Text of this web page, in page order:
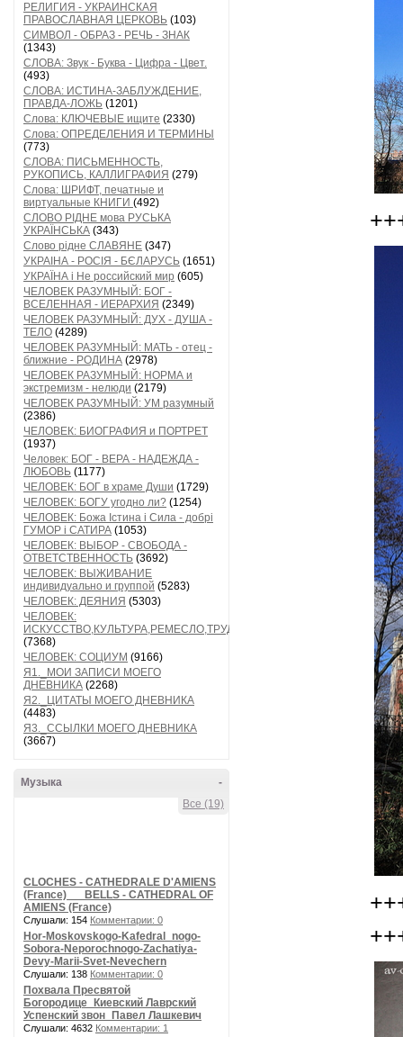
РЕЛИГИЯ - УКРАИНСКАЯ
ПРАВОСЛАВНАЯ ЦЕРКОВЬ (103)
СИМВОЛ - ОБРАЗ - РЕЧЬ - ЗНАК
(1343)
СЛОВА: Звук - Буква - Цифра - Цвет.
(493)
СЛОВА: ИСТИНА-ЗАБЛУЖДЕНИЕ,
ПРАВДА-ЛОЖЬ (1201)
Слова: КЛЮЧЕВЫЕ ищите (2330)
Слова: ОПРЕДЕЛЕНИЯ И ТЕРМИНЫ
(773)
СЛОВА: ПИСЬМЕННОСТЬ,
РУКОПИСЬ, КАЛЛИГРАФИЯ (279)
Слова: ШРИФТ, печатные и
виртуальные КНИГИ (492)
СЛОВО РІДНЕ мова РУСЬКА
УКРАЇНСЬКА (343)
Слово рідне СЛАВЯНЕ (347)
УКРАІНА - РОСІЯ - БЄЛАРУСЬ (1651)
УКРАЇНА і Не российский мир (605)
ЧЕЛОВЕК РАЗУМНЫЙ: БОГ -
ВСЕЛЕННАЯ - ИЕРАРХИЯ (2349)
ЧЕЛОВЕК РАЗУМНЫЙ: ДУХ - ДУША -
ТЕЛО (4289)
ЧЕЛОВЕК РАЗУМНЫЙ: МАТЬ - отец -
ближние - РОДИНА (2978)
ЧЕЛОВЕК РАЗУМНЫЙ: НОРМА и
экстремизм - нелюди (2179)
ЧЕЛОВЕК РАЗУМНЫЙ: УМ разумный
(2386)
ЧЕЛОВЕК: БИОГРАФИЯ и ПОРТРЕТ
(1937)
Человек: БОГ - ВЕРА - НАДЕЖДА -
ЛЮБОВЬ (1177)
ЧЕЛОВЕК: БОГ в храме Души (1729)
ЧЕЛОВЕК: БОГУ угодно ли? (1254)
ЧЕЛОВЕК: Божа Істина і Сила - добрі
ГУМОР і САТИРА (1053)
ЧЕЛОВЕК: ВЫБОР - СВОБОДА -
ОТВЕТСТВЕННОСТЬ (3692)
ЧЕЛОВЕК: ВЫЖИВАНИЕ
индивидуально и группой (5283)
ЧЕЛОВЕК: ДЕЯНИЯ (5303)
ЧЕЛОВЕК:
ИСКУССТВО,КУЛЬТУРА,РЕМЕСЛО,ТРУД
(7368)
ЧЕЛОВЕК: СОЦИУМ (9166)
Я1._МОИ ЗАПИСИ МОЕГО
ДНЕВНИКА (2268)
Я2._ЦИТАТЫ МОЕГО ДНЕВНИКА
(4483)
Я3._ССЫЛКИ МОЕГО ДНЕВНИКА
(3667)
-
Музыка
Все (19)
CLOCHES - CATHEDRALE D'AMIENS
(France) __ BELLS - CATHEDRAL OF
AMIENS (France)
Слушали: 154 Комментарии: 0
Hor-Moskovskogo-Kafedral_nogo-
Sobora-Neporochnogo-Zachatiya-
Devy-Marii-Svet-Nevechern
Слушали: 138 Комментарии: 0
Похвала Пресвятой
Богородице_Киевский Лаврский
Успенский звон_Павел Лашкевич
Слушали: 4632 Комментарии: 1